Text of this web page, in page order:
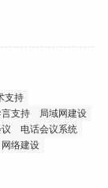
支持
支持
局域网建设
电话会议系统
网络建设